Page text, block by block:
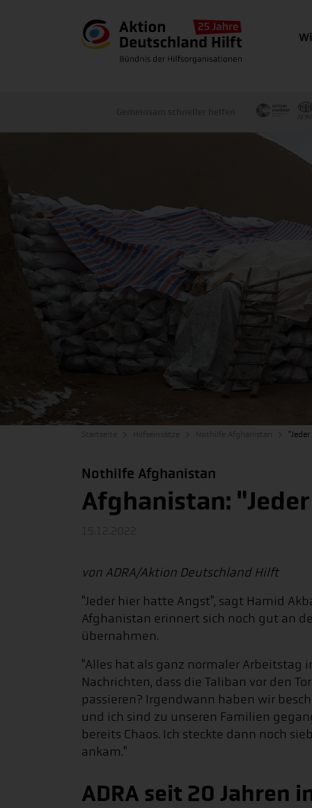
Nothilfe Afghanistan
Afghanistan:
von ADRA/Aktion Deutschland Hilft
"Jeder hier hatte Angst", sagt Hamid
Afghanistan erinnert sich noch gut an
übernahmen.
"Alles hat als ganz normaler Arbeitstag
Nachrichten, dass die Taliban vor den
passieren? Irgendwann haben wir
und ich sind zu unseren Familien
bereits Chaos. Ich steckte dann noch
ankam."
ADRA seit 20 Jahren